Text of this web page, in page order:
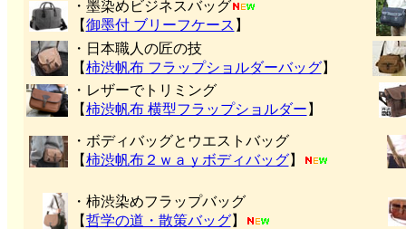
・墨染めビジネスバッグ
【御墨付 ブリーフケース 】
・日本職人の匠の技
【柿渋帆布 フラップショルダーバッグ】
・レザーでトリミング
【柿渋帆布 横型フラップショルダー 】
・ボディバッグとウエストバッグ
【柿渋帆布２ｗａｙボディバッグ】
・柿渋染めフラップバッグ
【哲学の道・散策バッグ】